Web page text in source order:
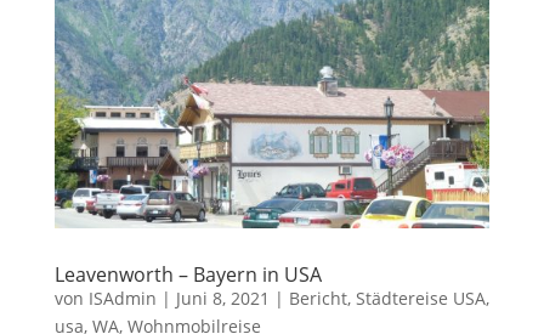
Leavenworth – Bayern in USA
von ISAdmin | Juni 8, 2021 | Bericht, Städtereise USA,
usa, WA, Wohnmobilreise